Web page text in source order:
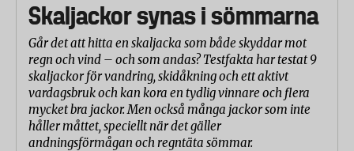
Skaljackor synas i sömmarna
Går det att hitta en skaljacka som både skyddar mot
regn och vind – och som andas? Testfakta har testat 9
skaljackor för vandring, skidåkning och ett aktivt
vardagsbruk och kan kora en tydlig vinnare och flera
mycket bra jackor. Men också många jackor som inte
håller måttet, speciellt när det gäller
andningsförmågan och regntäta sömmar.